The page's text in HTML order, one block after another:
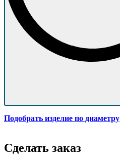
Подобрать изделие по диаметру
Сделать заказ